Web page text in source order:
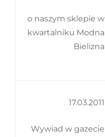
o naszym sklepie w
kwartalniku Modna
Bielizna
17.03.2011
Wywiad w gazecie